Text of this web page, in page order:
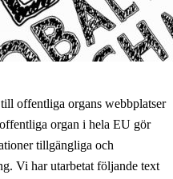
offentliga organs webbplatser
organ i hela EU gör
tillgängliga och
Vi har utarbetat följande text